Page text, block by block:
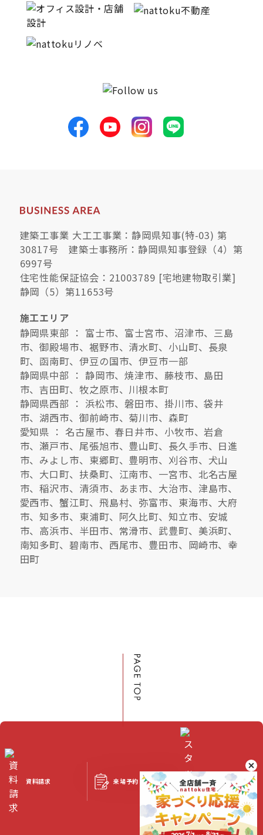
建築工事業 大工工事業：静岡県知事(特-03) 第
30817号 建築士事務所：静岡県知事登録（4）第
6997号
住宅性能保証協会：21003789 [宅地建物取引業]
静岡（5）第11653号
施工エリア
静岡県東部 ： 富士市、富士宮市、沼津市、三島
市、御殿場市、裾野市、清水町、小山町、長泉
町、函南町、伊豆の国市、伊豆市一部
静岡県中部 ： 静岡市、焼津市、藤枝市、島田
市、吉田町、牧之原市、川根本町
静岡県西部 ： 浜松市、磐田市、掛川市、袋井
市、湖西市、御前崎市、菊川市、森町
愛知県 ： 名古屋市、春日井市、小牧市、岩倉
市、瀬戸市、尾張旭市、豊山町、長久手市、日進
市、みよし市、東郷町、豊明市、刈谷市、犬山
市、大口町、扶桑町、江南市、一宮市、北名古屋
市、稲沢市、清須市、あま市、大治市、津島市、
愛西市、蟹江町、飛島村、弥富市、東海市、大府
市、知多市、東浦町、阿久比町、知立市、安城
市、高浜市、半田市、常滑市、武豊町、美浜町、
南知多町、碧南市、西尾市、豊田市、岡崎市、幸
田町
資料請求 来場予約 スタッフブログ